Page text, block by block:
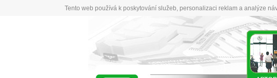
Tento web používá k poskytování služeb, personalizaci reklam a analýze